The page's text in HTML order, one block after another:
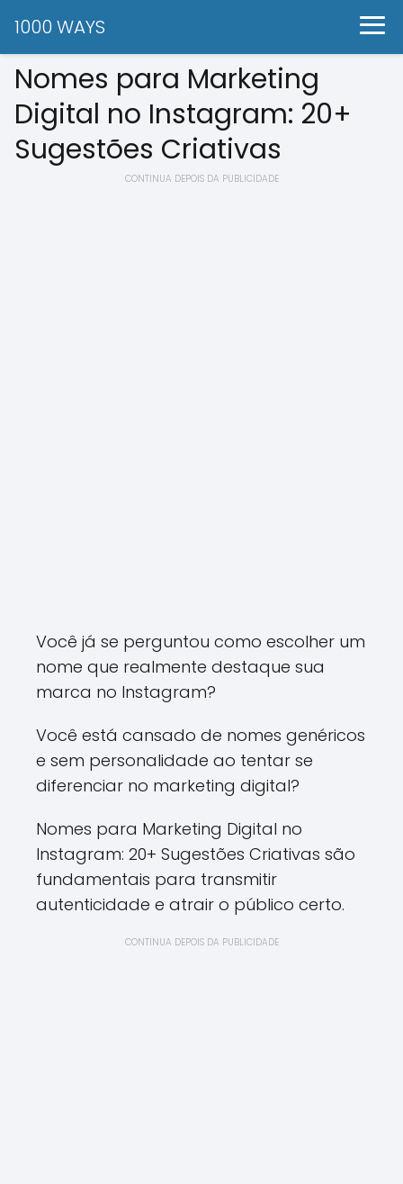
1000 WAYS
Nomes para Marketing
Digital no Instagram: 20+
Sugestões Criativas
CONTINUA DEPOIS DA PUBLICIDADE
Você já se perguntou como escolher um
nome que realmente destaque sua
marca no Instagram?
Você está cansado de nomes genéricos
e sem personalidade ao tentar se
diferenciar no marketing digital?
Nomes para Marketing Digital no
Instagram: 20+ Sugestões Criativas são
fundamentais para transmitir
autenticidade e atrair o público certo.
CONTINUA DEPOIS DA PUBLICIDADE